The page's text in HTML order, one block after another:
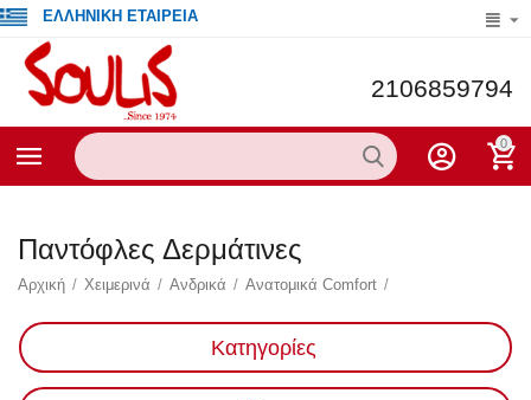
ΕΛΛΗΝΙΚΗ ΕΤΑΙΡΕΙΑ
2106859794
0
Παντόφλες Δερμάτινες
Αρχική / Χειμερινά / Ανδρικά / Ανατομικά Comfort /
Κατηγορίες